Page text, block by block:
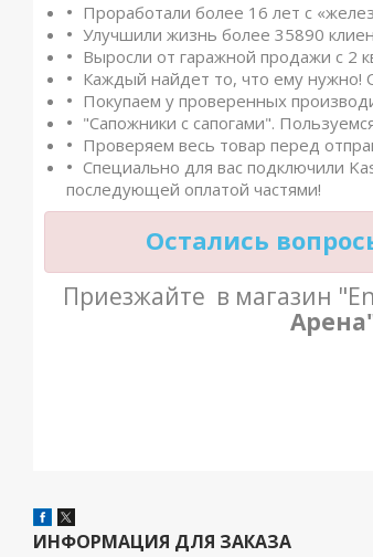
Проработали более 16 лет с
Улучшили жизнь более 35890
Выросли от гаражной продажи с 2
Каждый найдет то, что ему нужно!
Покупаем у проверенных
"Сапожники с сапогами".
Проверяем весь товар перед
Специально для вас подключили
последующей оплатой частями!
Остались
Приезжайте в магазин
ИНФОРМАЦИЯ ДЛЯ ЗАКАЗА